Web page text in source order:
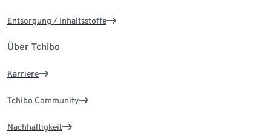
Entsorgung / Inhaltsstoffe
Über Tchibo
Karriere
Tchibo Community
Nachhaltigkeit